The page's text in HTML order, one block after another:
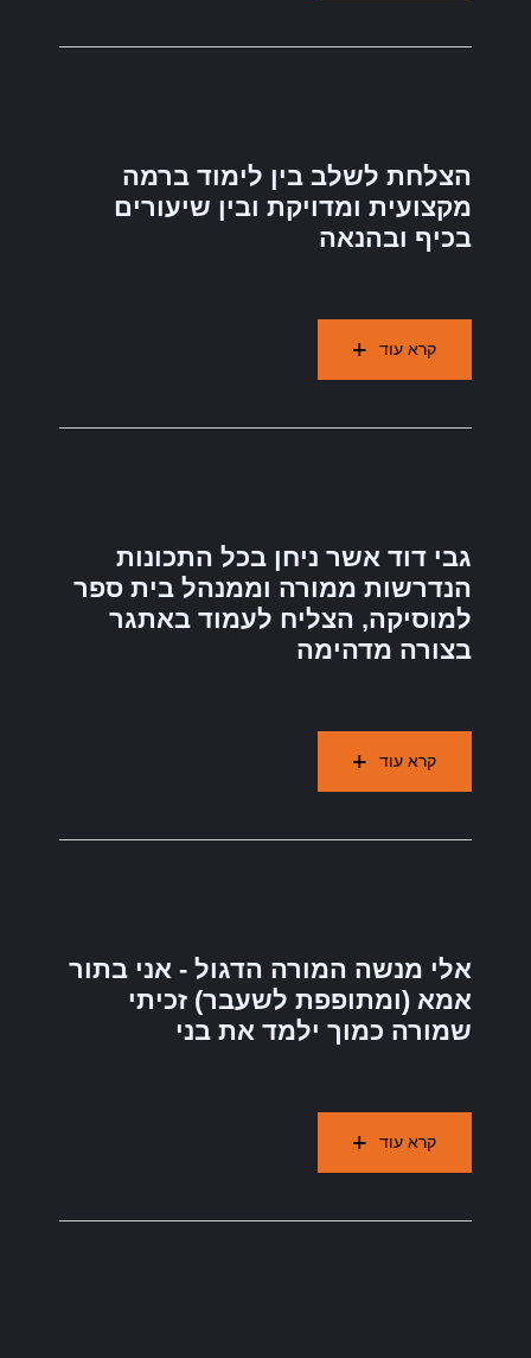
הצלחת לשלב בין לימוד ברמה
מקצועית ומדויקת ובין שיעורים
בכיף ובהנאה
קרא עוד
גבי דוד אשר ניחן בכל התכונות
הנדרשות ממורה וממנהל בית ספר
למוסיקה, הצליח לעמוד באתגר
בצורה מדהימה
קרא עוד
אלי מנשה המורה הדגול - אני בתור
אמא (ומתופפת לשעבר) זכיתי
שמורה כמוך ילמד את בני
קרא עוד